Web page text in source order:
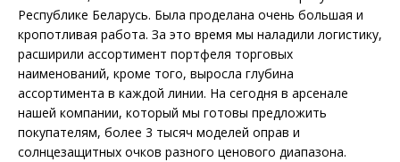
Республике Беларусь. Была проделана очень большая и
кропотливая работа. За это время мы наладили логистику,
расширили ассортимент портфеля торговых
наименований, кроме того, выросла глубина
ассортимента в каждой линии. На сегодня в арсенале
нашей компании, который мы готовы предложить
покупателям, более 3 тысяч моделей оправ и
солнцезащитных очков разного ценового диапазона.